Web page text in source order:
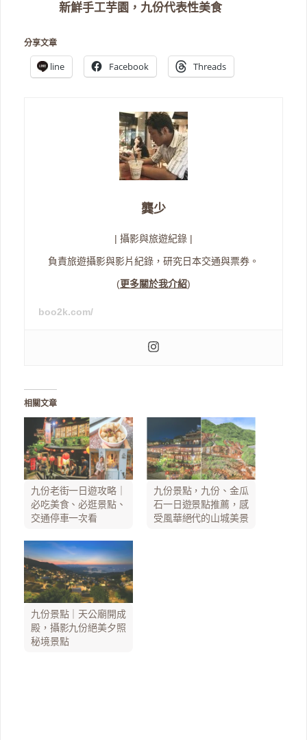
新鮮手工芋園，九份代表性美食
分享文章
line Facebook Threads
龔少
| 攝影與旅遊紀錄 |
負責旅遊攝影與影片紀錄，研究日本交通與票券。
(更多關於我介紹)
boo2k.com/
相關文章
九份老街一日遊攻略｜
必吃美食、必逛景點、
交通停車一次看
九份景點，九份、金瓜
石一日遊景點推薦，感
受風華絕代的山城美景
九份景點｜天公廟開成
殿，攝影九份絕美夕照
秘境景點